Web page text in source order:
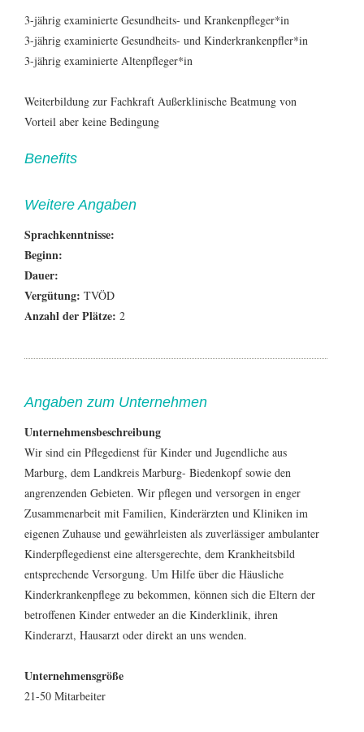
3-jährig examinierte Gesundheits- und Krankenpfleger*in
3-jährig examinierte Gesundheits- und Kinderkrankenpfler*in
3-jährig examinierte Altenpfleger*in
Weiterbildung zur Fachkraft Außerklinische Beatmung von
Vorteil aber keine Bedingung
Benefits
Weitere Angaben
Sprachkenntnisse:
Beginn:
Dauer:
Vergütung: TVÖD
Anzahl der Plätze: 2
Angaben zum Unternehmen
Unternehmensbeschreibung
Wir sind ein Pflegedienst für Kinder und Jugendliche aus
Marburg, dem Landkreis Marburg- Biedenkopf sowie den
angrenzenden Gebieten. Wir pflegen und versorgen in enger
Zusammenarbeit mit Familien, Kinderärzten und Kliniken im
eigenen Zuhause und gewährleisten als zuverlässiger ambulanter
Kinderpflegedienst eine altersgerechte, dem Krankheitsbild
entsprechende Versorgung. Um Hilfe über die Häusliche
Kinderkrankenpflege zu bekommen, können sich die Eltern der
betroffenen Kinder entweder an die Kinderklinik, ihren
Kinderarzt, Hausarzt oder direkt an uns wenden.
Unternehmensgröße
21-50 Mitarbeiter